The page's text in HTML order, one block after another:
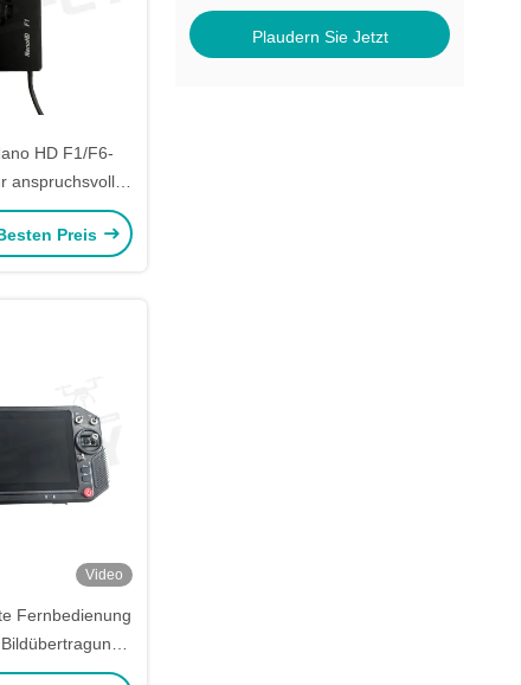
Plaudern Sie Jetzt
HD F1/F6-
anspruchsvolle
Kitefly eine
Leistung bieten
Preis
Video
Fernbedienung